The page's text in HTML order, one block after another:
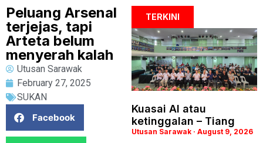
Peluang Arsenal
terjejas, tapi
Arteta belum
menyerah kalah
Utusan Sarawak
February 27, 2025
SUKAN
Facebook
TERKINI
Kuasai AI atau
ketinggalan – Tiang
Utusan Sarawak August 9, 2026